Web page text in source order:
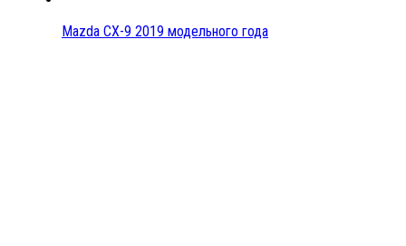
Mazda CX-9 2019 модельного года